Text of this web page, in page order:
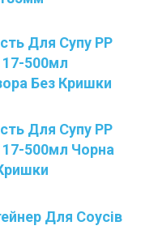
Для Супу РР
500мл
Без Кришки
Для Супу РР
500мл Чорна
Для Соусів